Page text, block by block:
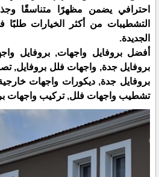
احترافي يضمن مظهرًا متناسقًا
التشطيبات من أكثر الخيارات طلبًا
الجديدة.
أفضل بروفايل واجهات, بروفايل
بروفايل جدة, واجهات فلل بروفايل,
بروفايل جدة, ديكورات واجهات
تشطيب واجهات فلل, تركيب واجهات